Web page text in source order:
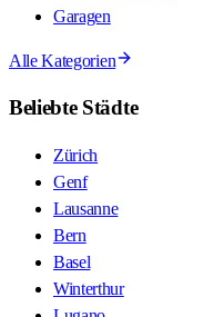
Garagen
Alle Kategorien
Beliebte Städte
Zürich
Genf
Lausanne
Bern
Basel
Winterthur